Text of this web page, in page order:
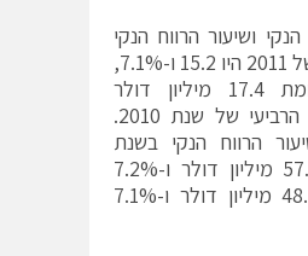
הנקי ושיעור הרווח הנקי
ברבעון הרביעי של 2011 היו 15.2 ו-7.1%,
בהתאמה, לעומת 17.4 מיליון דולר
ו-9.3% ברבעון הרביעי של שנת 2010.
הרווח הנקי בשנת
2011 עלו ל-57.3 מיליון דולר ו-7.2%
בהתאמה, מ-48.7 מיליון דולר ו-7.1%